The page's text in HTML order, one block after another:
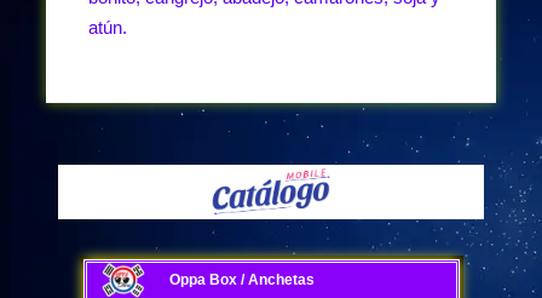
atún.
Oppa Box / Anchetas